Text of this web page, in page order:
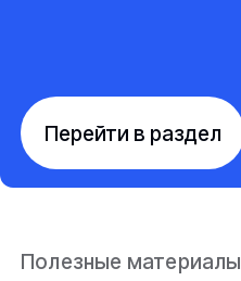
Перейти в раздел
Полезные материалы